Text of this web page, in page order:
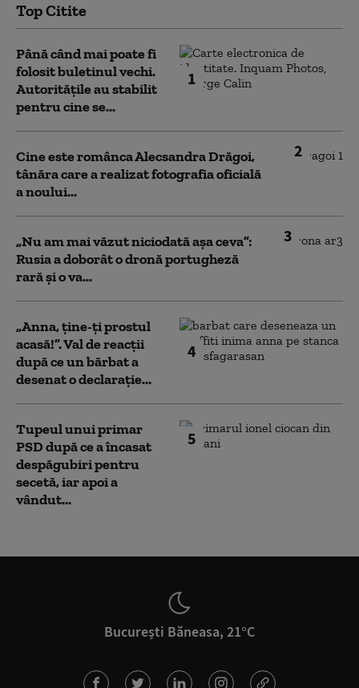
Top Citite
1
Până când mai poate fi
folosit buletinul vechi.
Autoritățile au stabilit
pentru cine se...
2
Cine este românca Alecsandra Drăgoi,
tânăra care a realizat fotografia oficială
a noului...
3
„Nu am mai văzut niciodată așa ceva”:
Rusia a doborât o dronă portugheză
rară și o va...
4
„Anna, ţine-ţi prostul
acasă!”. Val de reacții
după ce un bărbat a
desenat o declarație...
5
Tupeul unui primar
PSD după ce a încasat
despăgubiri pentru
secetă, iar apoi a
vândut...
București Băneasa, 21°C